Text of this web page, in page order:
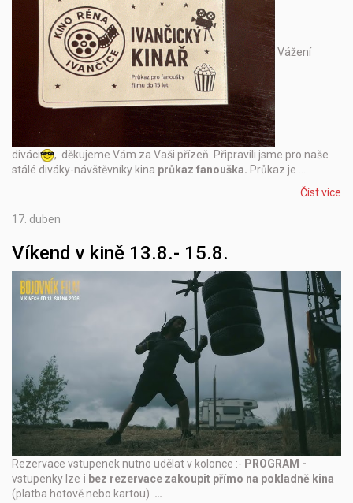
Vážení
diváci
, děkujeme Vám za Vaši přízeň. Připravili jsme pro naše
stálé diváky-návštěvníky kina průkaz fanouška. Průkaz je …
Číst více
17. duben
Víkend v kině 13.8.- 15.8.
Rezervace vstupenek nutno udělat v kolonce :- PROGRAM -
vstupenky lze i bez rezervace zakoupit přímo na pokladně kina
(platba hotově nebo kartou) …